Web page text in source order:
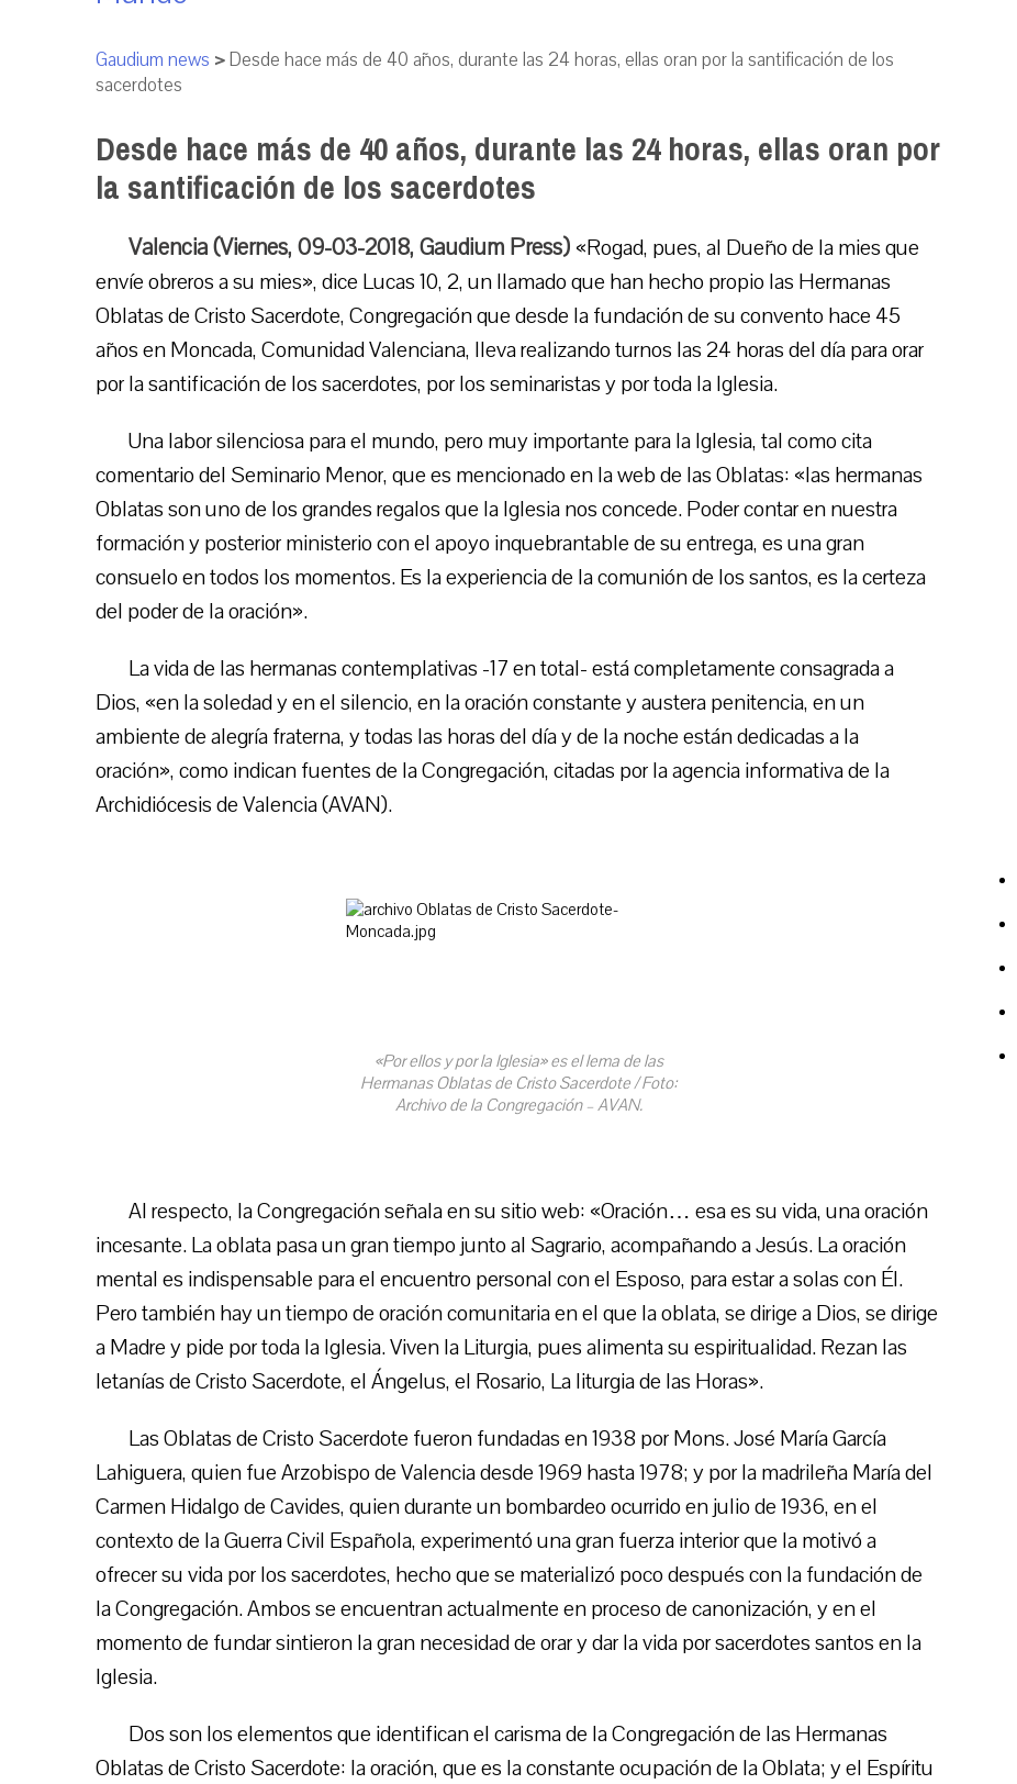
Gaudium news >Desde hace más de 40 años, durante las 24 horas, ellas oran por la santificación de los
sacerdotes
Desde hace más de 40 años, durante las 24 horas, ellas oran por
la santificación de los sacerdotes
Valencia (Viernes, 09-03-2018, Gaudium Press) «Rogad, pues, al Dueño de la mies que
envíe obreros a su mies», dice Lucas 10, 2, un llamado que han hecho propio las Hermanas
Oblatas de Cristo Sacerdote, Congregación que desde la fundación de su convento hace 45
años en Moncada, Comunidad Valenciana, lleva realizando turnos las 24 horas del día para orar
por la santificación de los sacerdotes, por los seminaristas y por toda la Iglesia.
Una labor silenciosa para el mundo, pero muy importante para la Iglesia, tal como cita
comentario del Seminario Menor, que es mencionado en la web de las Oblatas: «las hermanas
Oblatas son uno de los grandes regalos que la Iglesia nos concede. Poder contar en nuestra
formación y posterior ministerio con el apoyo inquebrantable de su entrega, es una gran
consuelo en todos los momentos. Es la experiencia de la comunión de los santos, es la certeza
del poder de la oración».
La vida de las hermanas contemplativas -17 en total- está completamente consagrada a
Dios, «en la soledad y en el silencio, en la oración constante y austera penitencia, en un
ambiente de alegría fraterna, y todas las horas del día y de la noche están dedicadas a la
oración», como indican fuentes de la Congregación, citadas por la agencia informativa de la
Archidiócesis de Valencia (AVAN).
«Por ellos y por la Iglesia» es el lema de las
Hermanas Oblatas de Cristo Sacerdote / Foto:
Archivo de la Congregación – AVAN.
Al respecto, la Congregación señala en su sitio web: «Oración… esa es su vida, una oración
incesante. La oblata pasa un gran tiempo junto al Sagrario, acompañando a Jesús. La oración
mental es indispensable para el encuentro personal con el Esposo, para estar a solas con Él.
Pero también hay un tiempo de oración comunitaria en el que la oblata, se dirige a Dios, se dirige
a Madre y pide por toda la Iglesia. Viven la Liturgia, pues alimenta su espiritualidad. Rezan las
letanías de Cristo Sacerdote, el Ángelus, el Rosario, La liturgia de las Horas».
Las Oblatas de Cristo Sacerdote fueron fundadas en 1938 por Mons. José María García
Lahiguera, quien fue Arzobispo de Valencia desde 1969 hasta 1978; y por la madrileña María del
Carmen Hidalgo de Cavides, quien durante un bombardeo ocurrido en julio de 1936, en el
contexto de la Guerra Civil Española, experimentó una gran fuerza interior que la motivó a
ofrecer su vida por los sacerdotes, hecho que se materializó poco después con la fundación de
la Congregación. Ambos se encuentran actualmente en proceso de canonización, y en el
momento de fundar sintieron la gran necesidad de orar y dar la vida por sacerdotes santos en la
Iglesia.
Dos son los elementos que identifican el carisma de la Congregación de las Hermanas
Oblatas de Cristo Sacerdote: la oración, que es la constante ocupación de la Oblata; y el Espíritu